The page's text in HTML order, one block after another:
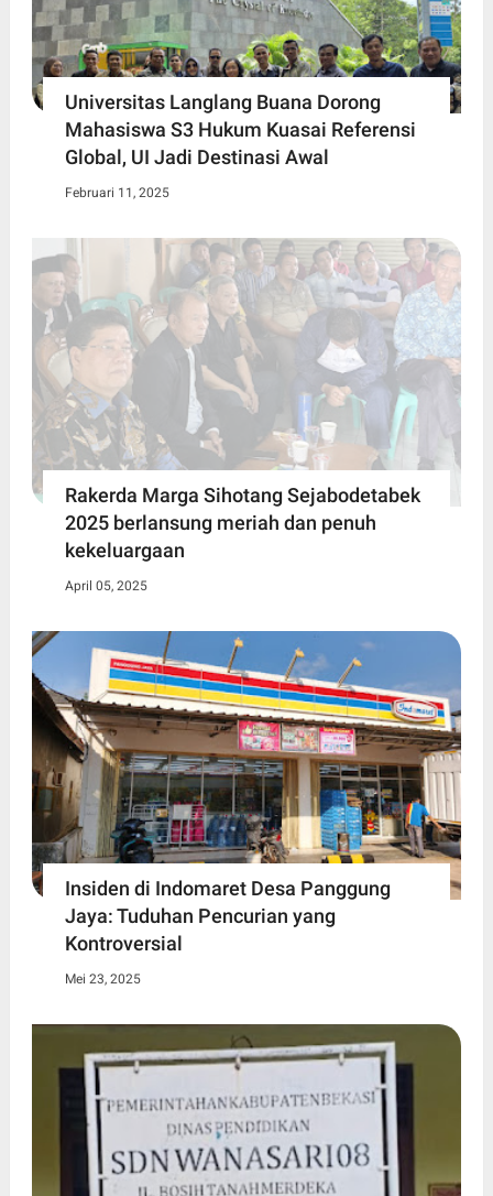
Universitas Langlang Buana Dorong
Mahasiswa S3 Hukum Kuasai Referensi
Global, UI Jadi Destinasi Awal
Februari 11, 2025
Rakerda Marga Sihotang Sejabodetabek
2025 berlansung meriah dan penuh
kekeluargaan
April 05, 2025
Insiden di Indomaret Desa Panggung
Jaya: Tuduhan Pencurian yang
Kontroversial
Mei 23, 2025